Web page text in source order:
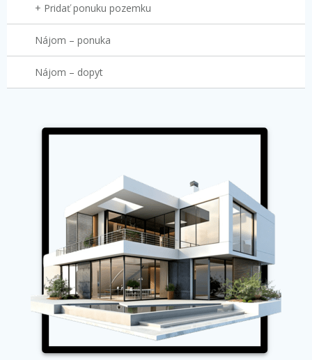
+ Pridať ponuku pozemku
Nájom – ponuka
Nájom – dopyt